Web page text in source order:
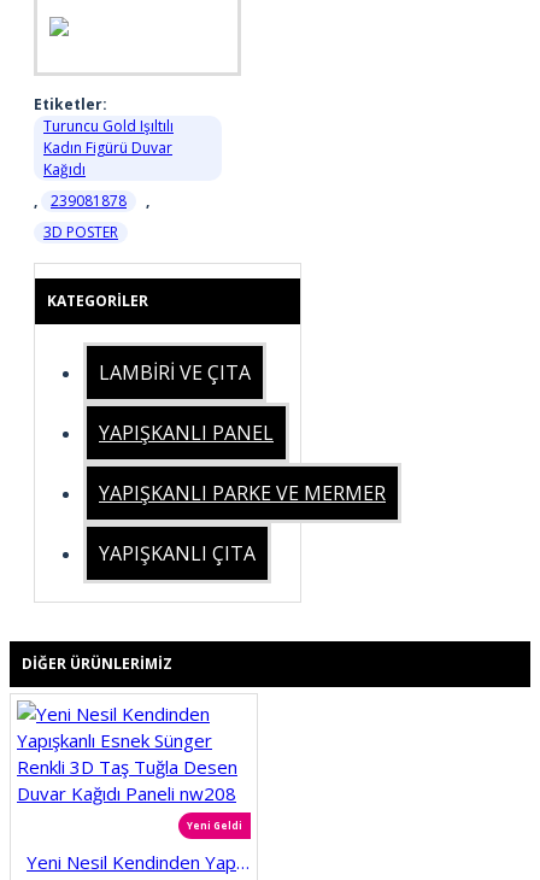
Etiketler:
Turuncu Gold Işıltılı
Kadın Figürü Duvar
Kağıdı
,
239081878
,
3D POSTER
KATEGORILER
LAMBİRİ VE ÇITA
YAPIŞKANLI PANEL
YAPIŞKANLI PARKE VE MERMER
YAPIŞKANLI ÇITA
DIĞER ÜRÜNLERIMIZ
Yeni Geldi
Yeni Nesil Kendinden Yapışkanlı Esnek Sünger Renkli 3D Taş Tuğla Desen Duvar Kağıdı Paneli nw208